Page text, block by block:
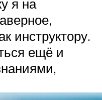
я на
инструктору.
ещё и